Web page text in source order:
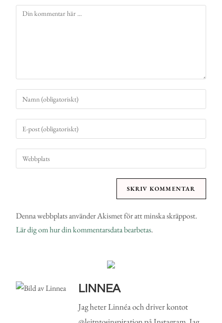
Denna webbplats använder Akismet för att minska skräppost.
Lär dig om hur din kommentarsdata bearbetas.
LINNEA
Jag heter Linnéa och driver kontot